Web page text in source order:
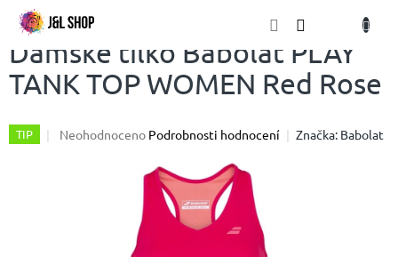
Přejít
obsah
Dámské tílko Babolat PLAY
TANK TOP WOMEN Red Rose
TIP
Průměrné
Neohodnoceno Podrobnosti hodnocení Značka: Babolat